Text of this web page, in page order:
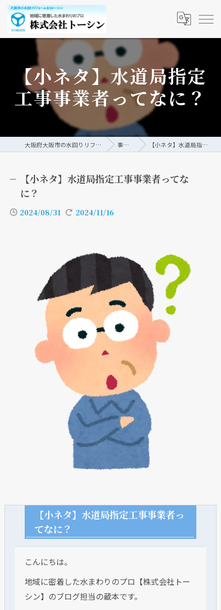
【小ネタ】水道局指定
工事事業者ってなに？
大阪府大阪市の水回りリフォームなら株式会社トーシン 事例/ブログ 【小ネタ】水道局指定工事事業者ってなに？
【小ネタ】水道局指定工事事業者ってな
に？
2024/08/31 2024/11/16
【小ネタ】水道局指定工事事業者っ
てなに？
こんにちは。
地域に密着した水まわりのプロ【株式会社トー
シン】のブログ担当の蔵本です。